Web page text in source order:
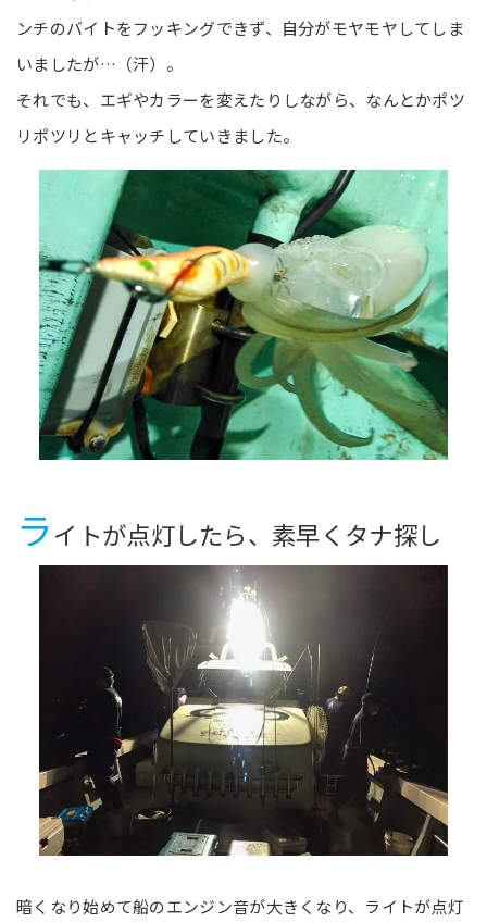
ンチのバイトをフッキングできず、自分がモヤモヤしてしま
いましたが…（汗）。
それでも、エギやカラーを変えたりしながら、なんとかポツ
リポツリとキャッチしていきました。
ライトが点灯したら、素早くタナ探し
暗くなり始めて船のエンジン音が大きくなり、ライトが点灯